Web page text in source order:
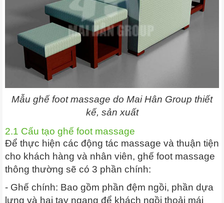
Mẫu ghế foot massage do Mai Hân Group thiết
kế, sản xuất
2.1 Cấu tạo ghế foot massage
Để thực hiện các động tác massage và thuận tiện
cho khách hàng và nhân viên, ghế foot massage
thông thường sẽ có 3 phần chính:
- Ghế chính: Bao gồm phần đệm ngồi, phần dựa
lưng và hai tay ngang để khách ngồi thoải mái